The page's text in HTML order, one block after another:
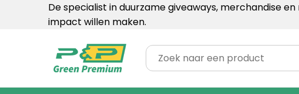
De specialist in duurzame giveaways, merchandise
impact willen maken.